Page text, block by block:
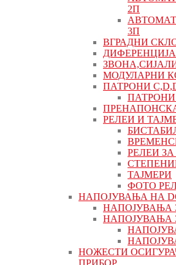
2П
3П
ВГРАДНИ
МОДУЛАРНИ
ПАТРОНИ
РЕЛЕИ И
РЕЛЕИ
ТАЈМЕРИ
ФОТО
НАПОЈУВАЊА НА
НАПОЈУВАЊА
НАПОЈУВАЊА
НОЖЕСТИ
ПРИБОР